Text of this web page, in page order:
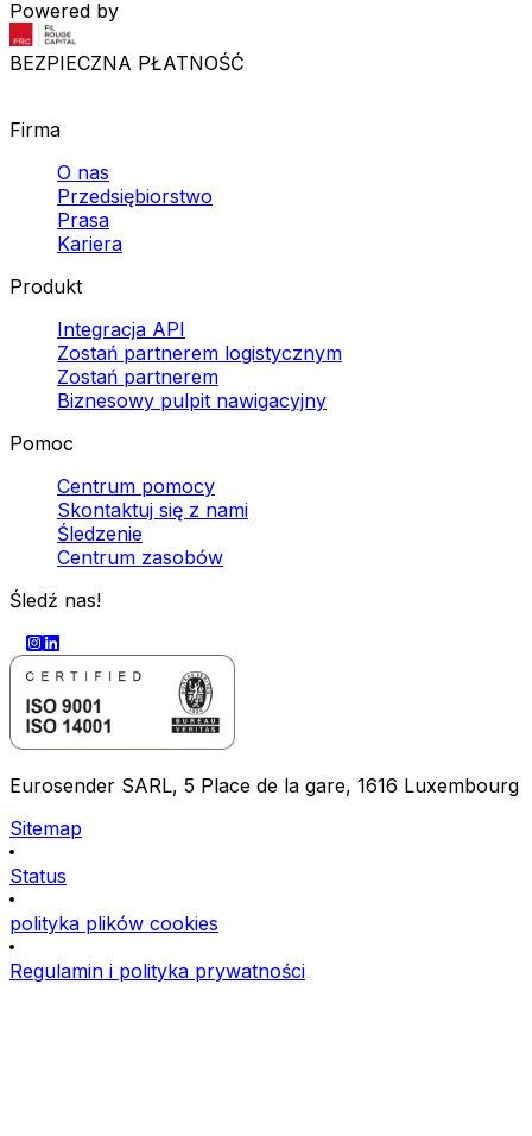
Powered by
BEZPIECZNA PŁATNOŚĆ
Firma
O nas
Przedsiębiorstwo
Prasa
Kariera
Produkt
Integracja API
Zostań partnerem logistycznym
Zostań partnerem
Biznesowy pulpit nawigacyjny
Pomoc
Centrum pomocy
Skontaktuj się z nami
Śledzenie
Centrum zasobów
Śledź nas!
Eurosender SARL, 5 Place de la gare, 1616 Luxembourg
Sitemap
Status
polityka plików cookies
Regulamin i polityka prywatności